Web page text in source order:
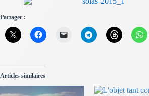
Partager :
Articles similaires